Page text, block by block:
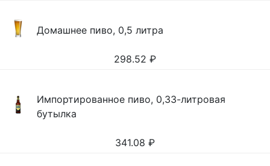
Домашнее пиво, 0,5 литра
298.52 ₽
Импортированное пиво, 0,33-литровая
бутылка
341.08 ₽